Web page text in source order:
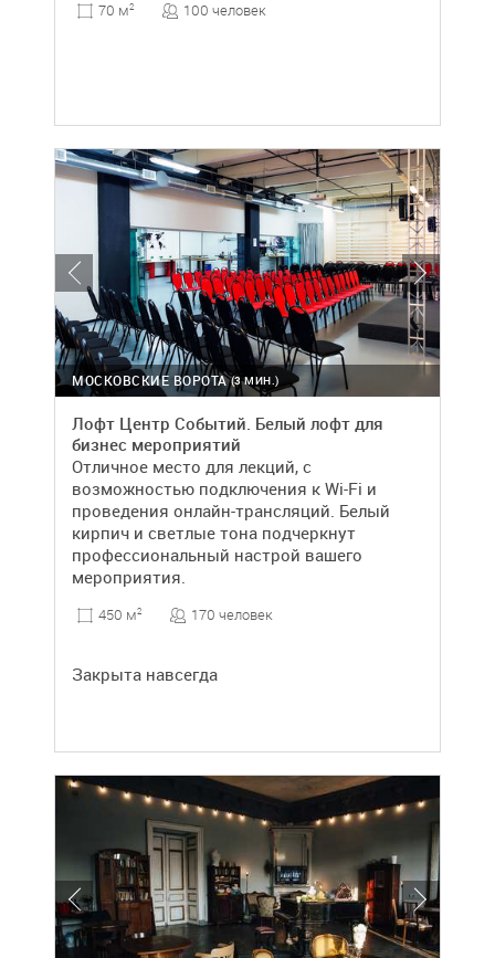
70 м2 100 человек
(3 МИН.)
МОСКОВСКИЕ ВОРОТА
Лофт Центр Событий. Белый лофт для
бизнес мероприятий
Отличное место для лекций, с
возможностью подключения к Wi-Fi и
проведения онлайн-трансляций. Белый
кирпич и светлые тона подчеркнут
профессиональный настрой вашего
мероприятия.
450 м2 170 человек
Закрыта навсегда